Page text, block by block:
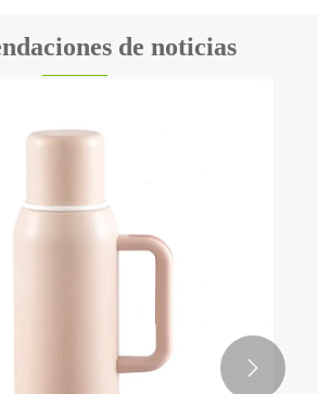
de noticias
